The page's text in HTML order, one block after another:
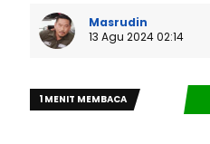
Masrudin
13 Agu 2024 02:14
1 MENIT MEMBACA